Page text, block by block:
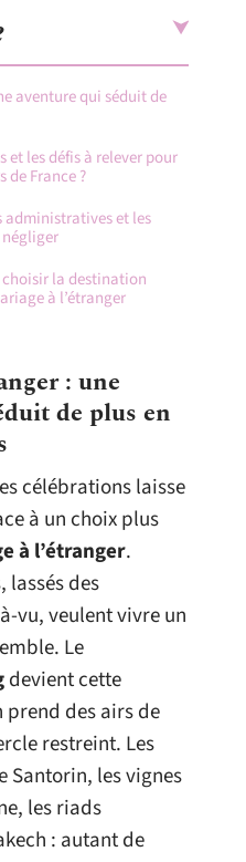
aventure qui séduit de
et les défis à relever pour
de France ?
administratives et les
négliger
la destination
à l’étranger
: une
de plus en
célébrations laisse
à un choix plus
à l’étranger.
lassés des
vu, veulent vivre un
Le
devient cette
prend des airs de
restreint. Les
Santorin, les vignes
les riads
: autant de